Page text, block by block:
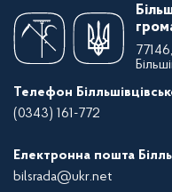
Телефон
(0343) 161-772
Електронна пошта
bilsrada@ukr.net